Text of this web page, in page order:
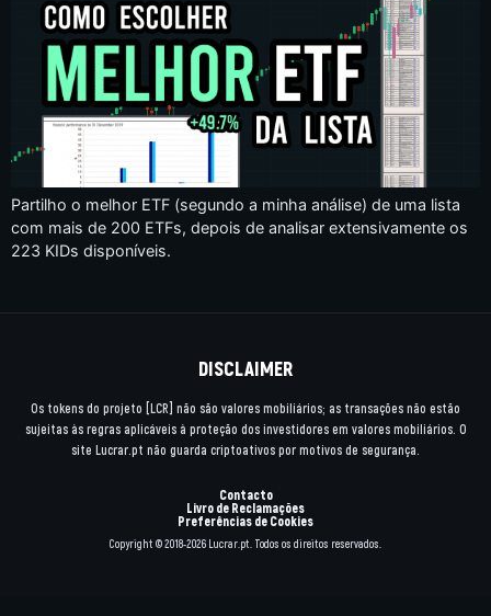
Partilho o melhor ETF (segundo a minha análise) de uma lista
com mais de 200 ETFs, depois de analisar extensivamente os
223 KIDs disponíveis.
DISCLAIMER
Os tokens do projeto [LCR] não são valores mobiliários; as transações não estão
sujeitas às regras aplicáveis à proteção dos investidores em valores mobiliários. O
site Lucrar.pt não guarda criptoativos por motivos de segurança.
Contacto
Livro de Reclamações
Preferências de Cookies
Copyright © 2018-2026 Lucrar.pt. Todos os direitos reservados.